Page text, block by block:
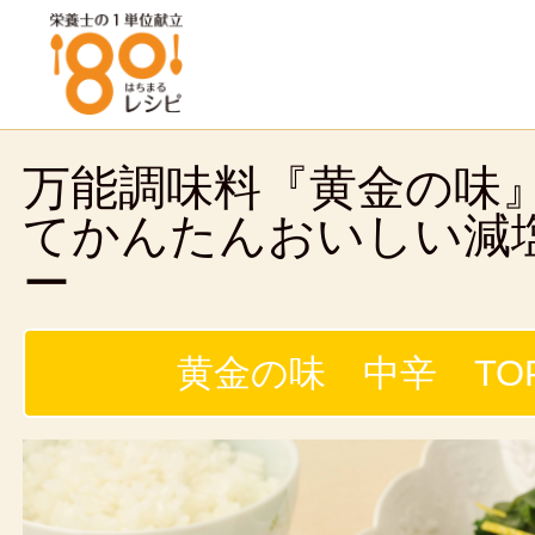
万能調味料『黄金の味
てかんたんおいしい減
ー
黄金の味 中辛